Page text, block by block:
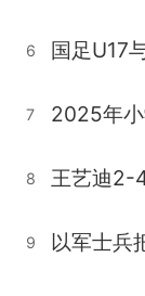
6
7 2025年
8 王艺迪2-
9 以军士兵